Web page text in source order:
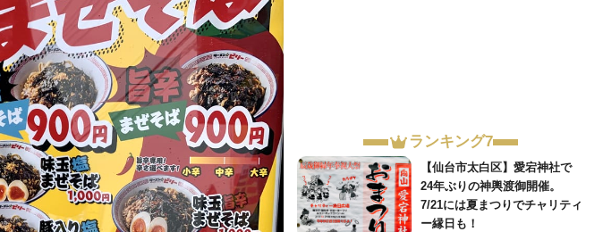
ランキング7
【仙台市太白区】愛宕神社で
24年ぶりの神輿渡御開催。
7/21には夏まつりでチャリティ
ー縁日も！